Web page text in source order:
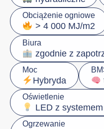
Obciążenie ogniowe
> 4 000 MJ/m2
Biura
zgodnie z
Moc
Hybryda
Oświetlenie
LED z
Ogrzewanie